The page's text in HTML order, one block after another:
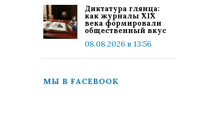
Диктатура глянца:
как журналы XIX
века формировали
общественный вкус
08.08.2026 в 13:56
МЫ В FACEBOOK